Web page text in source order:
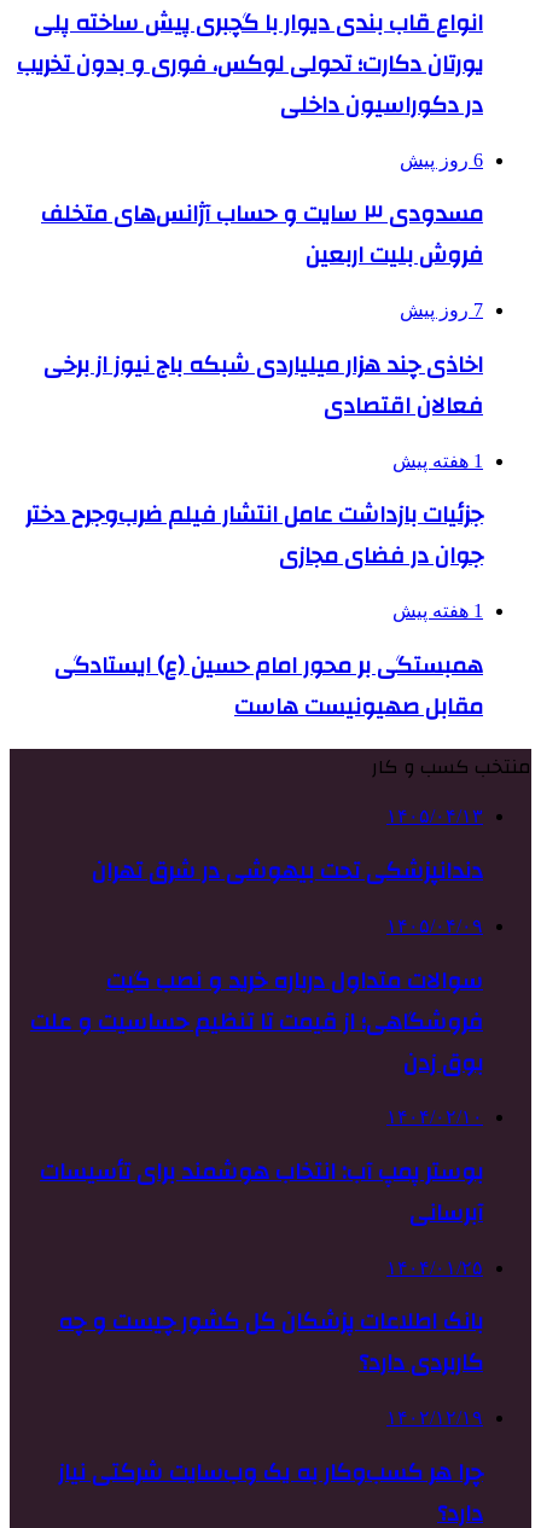
انواع قاب بندی دیوار با گچبری پیش ساخته پلی
یورتان دکارت؛ تحولی لوکس، فوری و بدون تخریب
در دکوراسیون داخلی
6 روز پیش
مسدودی ۳ سایت و حساب آژانس‌های متخلف
فروش بلیت اربعین
7 روز پیش
اخاذی چند هزار میلیاردی شبکه باج نیوز از برخی
فعالان اقتصادی
1 هفته پیش
جزئیات بازداشت عامل انتشار فیلم ضرب‌وجرح دختر
جوان در فضای مجازی
1 هفته پیش
همبستگی بر محور امام حسین (ع) ایستادگی
مقابل صهیونیست هاست
منتخب کسب و کار
۱۴۰۵/۰۴/۱۳
دندانپزشکی تحت بیهوشی در شرق تهران
۱۴۰۵/۰۴/۰۹
سوالات متداول درباره خرید و نصب گیت
فروشگاهی؛ از قیمت تا تنظیم حساسیت و علت
بوق زدن
۱۴۰۴/۰۲/۱۰
بوستر پمپ آب: انتخاب هوشمند برای تأسیسات
آبرسانی
۱۴۰۴/۰۱/۲۵
بانک اطلاعات پزشکان کل کشور چیست و چه
کاربردی دارد؟
۱۴۰۲/۱۲/۱۹
چرا هر کسب‌وکار به یک وب‌سایت شرکتی نیاز
دارد؟